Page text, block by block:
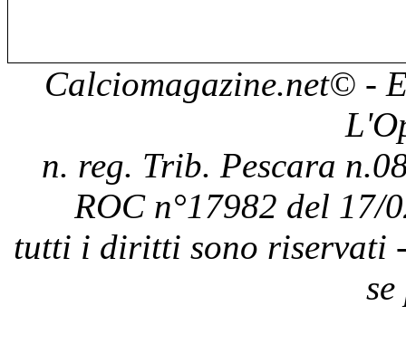
Calciomagazine.net© -
n. reg. Trib. Pescara
ROC n°17982 del 17/
tutti i diritti sono riservati